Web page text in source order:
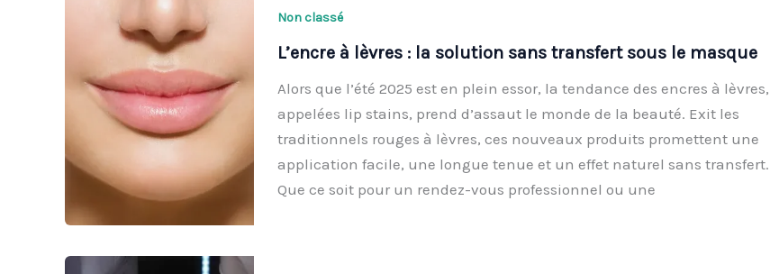
Non classé
L’encre à lèvres : la solution sans transfert sous le masque
Alors que l’été 2025 est en plein essor, la tendance des encres à lèvres,
appelées lip stains, prend d’assaut le monde de la beauté. Exit les
traditionnels rouges à lèvres, ces nouveaux produits promettent une
application facile, une longue tenue et un effet naturel sans transfert.
Que ce soit pour un rendez-vous professionnel ou une